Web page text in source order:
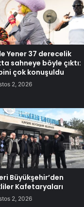
Yener 37 derecelik
sahneye böyle çıktı:
çok konuşuldu
2, 2026
Büyükşehir’den
Kafetaryaları
2, 2026